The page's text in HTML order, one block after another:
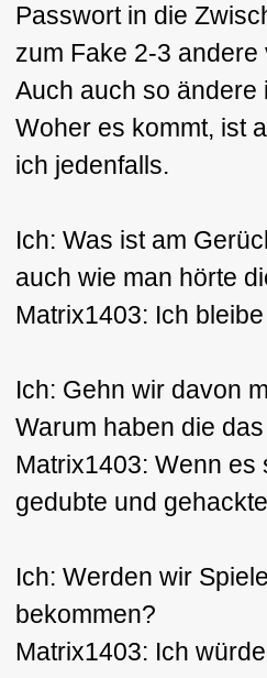
Passwort in die
zum Fake 2-3
Auch auch so ändere
Woher es kommt, ist
ich jedenfalls.
Ich: Was ist am
auch wie man hörte
Matrix1403: Ich
Ich: Gehn wir davon
Warum haben die
Matrix1403: Wenn es
gedubte und
Ich: Werden wir
bekommen?
Matrix1403: Ich